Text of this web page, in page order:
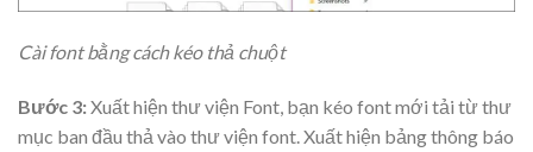
Cài font bằng cách kéo thả chuột
Bước 3:Xuất hiện thư viện Font, bạn kéo font mới tải từ thư
mục ban đầu thả vào thư viện font. Xuất hiện bảng thông báo